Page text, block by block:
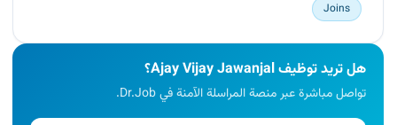
Joins
هل تريد توظيف Ajay Vijay Jawanjal؟
تواصل مباشرة عبر منصة المراسلة الآمنة في Dr.Job.